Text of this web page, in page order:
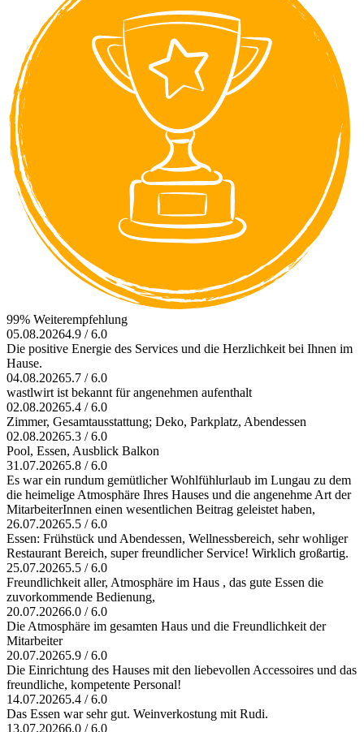
99% Weiterempfehlung
05.08.20264.9 / 6.0
Die positive Energie des Services und die Herzlichkeit bei Ihnen im
Hause.
04.08.20265.7 / 6.0
wastlwirt ist bekannt für angenehmen aufenthalt
02.08.20265.4 / 6.0
Zimmer, Gesamtausstattung; Deko, Parkplatz, Abendessen
02.08.20265.3 / 6.0
Pool, Essen, Ausblick Balkon
31.07.20265.8 / 6.0
Es war ein rundum gemütlicher Wohlfühlurlaub im Lungau zu dem
die heimelige Atmosphäre Ihres Hauses und die angenehme Art der
MitarbeiterInnen einen wesentlichen Beitrag geleistet haben,
26.07.20265.5 / 6.0
Essen: Frühstück und Abendessen, Wellnessbereich, sehr wohliger
Restaurant Bereich, super freundlicher Service! Wirklich großartig.
25.07.20265.5 / 6.0
Freundlichkeit aller, Atmosphäre im Haus , das gute Essen die
zuvorkommende Bedienung,
20.07.20266.0 / 6.0
Die Atmosphäre im gesamten Haus und die Freundlichkeit der
Mitarbeiter
20.07.20265.9 / 6.0
Die Einrichtung des Hauses mit den liebevollen Accessoires und das
freundliche, kompetente Personal!
14.07.20265.4 / 6.0
Das Essen war sehr gut. Weinverkostung mit Rudi.
13.07.20266.0 / 6.0